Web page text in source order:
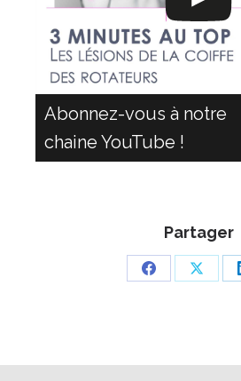
Abonnez-vous à notre
chaine YouTube !
Partager
Partager